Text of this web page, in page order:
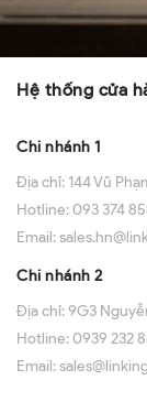
Hệ thống cửa
Chi nhánh 1
Địa chỉ: 144 Vũ
Hotline:093 374
Email:
Chi nhánh 2
Địa chỉ:9G3
Hotline:0939 232
Email: